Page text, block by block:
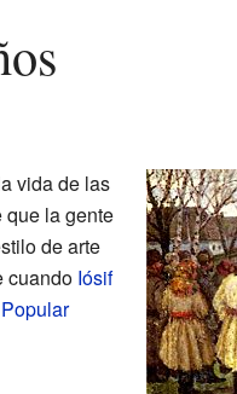
vida de las
que la gente
de arte
cuando Iósif